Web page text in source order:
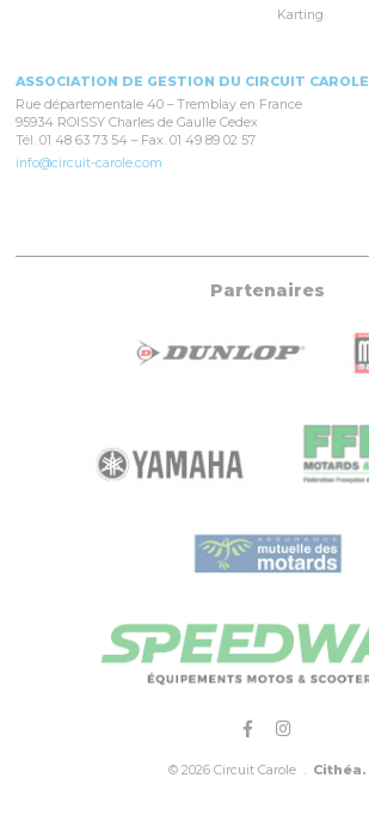
Karting
ASSOCIATION DE GESTION DU CIRCUIT CAROLE
Rue départementale 40 – Tremblay en France
95934 ROISSY Charles de Gaulle Cedex
Tél. 01 48 63 73 54 – Fax. 01 49 89 02 57
info@circuit-carole.com
Partenaires
© 2026 Circuit Carole . Cithéa.